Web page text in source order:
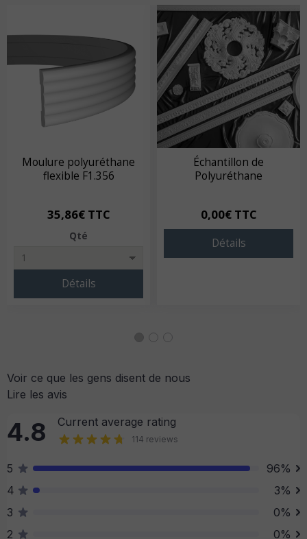
Moulure polyuréthane
flexible F1.356
35,86€ TTC
Qté
Détails
Échantillon de
Polyuréthane
0,00€ TTC
Détails